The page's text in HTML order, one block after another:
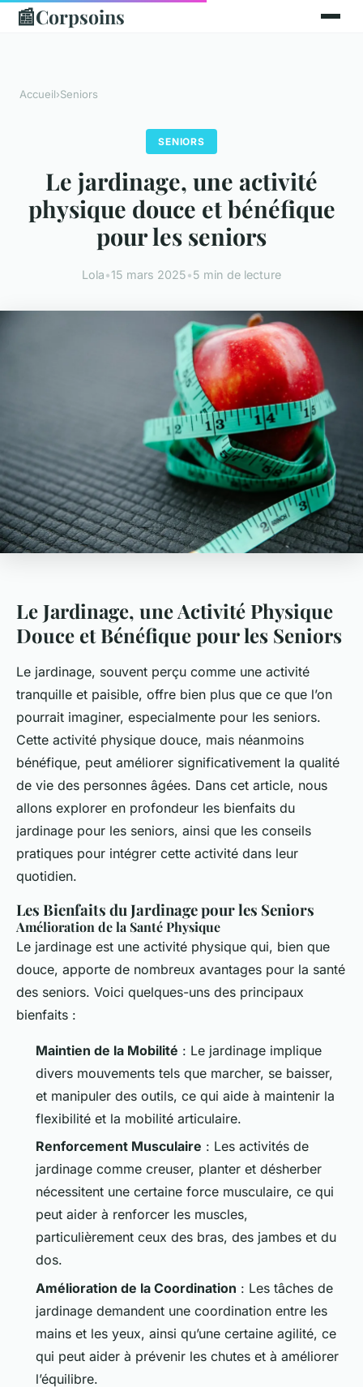
📰Corpsoins
Accueil›Seniors
SENIORS
Le jardinage, une activité
physique douce et bénéfique
pour les seniors
Lola•15 mars 2025•5 min de lecture
Le Jardinage, une Activité Physique
Douce et Bénéfique pour les Seniors
Le jardinage, souvent perçu comme une activité
tranquille et paisible, offre bien plus que ce que l’on
pourrait imaginer, especialmente pour les seniors.
Cette activité physique douce, mais néanmoins
bénéfique, peut améliorer significativement la qualité
de vie des personnes âgées. Dans cet article, nous
allons explorer en profondeur les bienfaits du
jardinage pour les seniors, ainsi que les conseils
pratiques pour intégrer cette activité dans leur
quotidien.
Les Bienfaits du Jardinage pour les Seniors
Amélioration de la Santé Physique
Le jardinage est une activité physique qui, bien que
douce, apporte de nombreux avantages pour la santé
des seniors. Voici quelques-uns des principaux
bienfaits :
Maintien de la Mobilité : Le jardinage implique
divers mouvements tels que marcher, se baisser,
et manipuler des outils, ce qui aide à maintenir la
flexibilité et la mobilité articulaire.
Renforcement Musculaire : Les activités de
jardinage comme creuser, planter et désherber
nécessitent une certaine force musculaire, ce qui
peut aider à renforcer les muscles,
particulièrement ceux des bras, des jambes et du
dos.
Amélioration de la Coordination : Les tâches de
jardinage demandent une coordination entre les
mains et les yeux, ainsi qu’une certaine agilité, ce
qui peut aider à prévenir les chutes et à améliorer
l’équilibre.